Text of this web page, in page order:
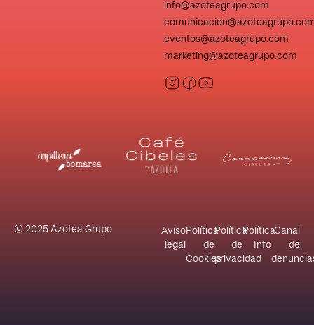
info@azoteagrupo.com
eventos@azoteagrupo.com
marketing@azoteagrupo.com
© 2025 Azotea Grupo
Aviso
legal
Política
de
Cookies
Política
de
privacidad
Política
Info
Canal
de